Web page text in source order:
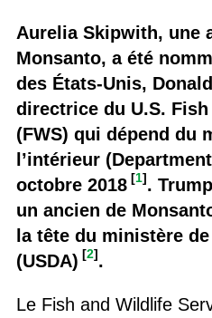
Aurelia Skipwith, une
Monsanto, a été
des États-Unis,
directrice du U.S.
(FWS) qui dépend du
l’intérieur
octobre 2018 [1].
un ancien de
la tête du ministère
(USDA) [2].
Le Fish and Wildlife